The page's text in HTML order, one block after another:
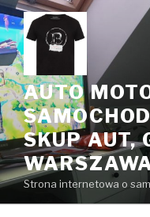
Przeskocz
do
treści
AUTO
SKUP AUT,
Strona internetowa o